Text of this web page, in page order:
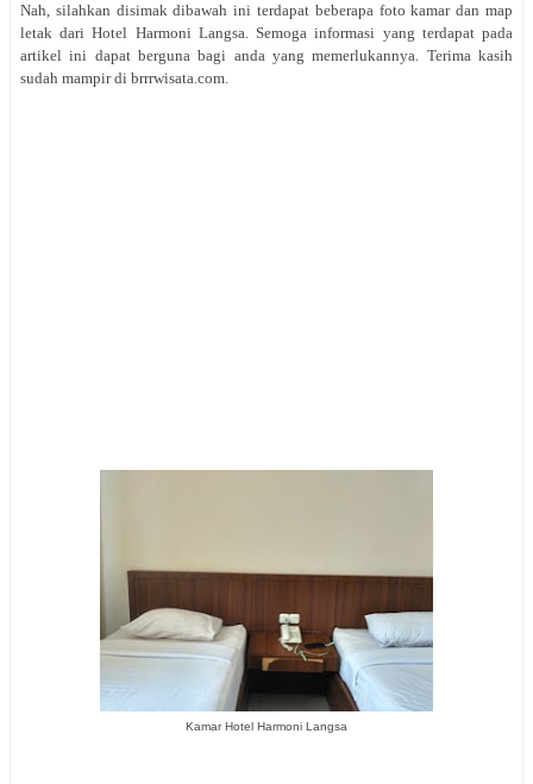
Nah, silahkan disimak dibawah ini terdapat beberapa foto kamar dan map
letak dari Hotel Harmoni Langsa. Semoga informasi yang terdapat pada
artikel ini dapat berguna bagi anda yang memerlukannya. Terima kasih
sudah mampir di brrrwisata.com.
Kamar Hotel Harmoni Langsa